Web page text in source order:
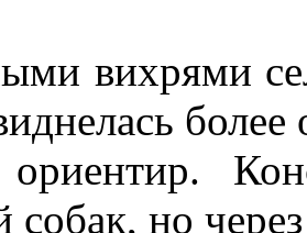
вихрями
собак, но